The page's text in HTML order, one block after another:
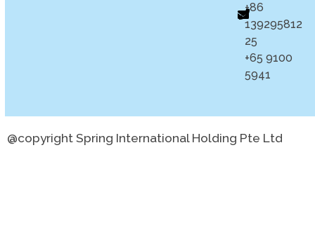
+86
139295812
25
+65 9100
5941
@copyright Spring International Holding Pte Ltd